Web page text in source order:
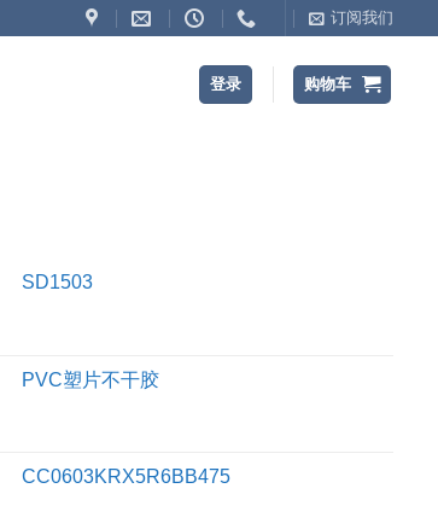
订阅我们
登录 购物车
SD1503
PVC塑片不干胶
CC0603KRX5R6BB475